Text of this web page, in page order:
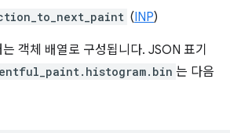
(INP)
객체 배열로 구성됩니다. JSON 표기
는 다음